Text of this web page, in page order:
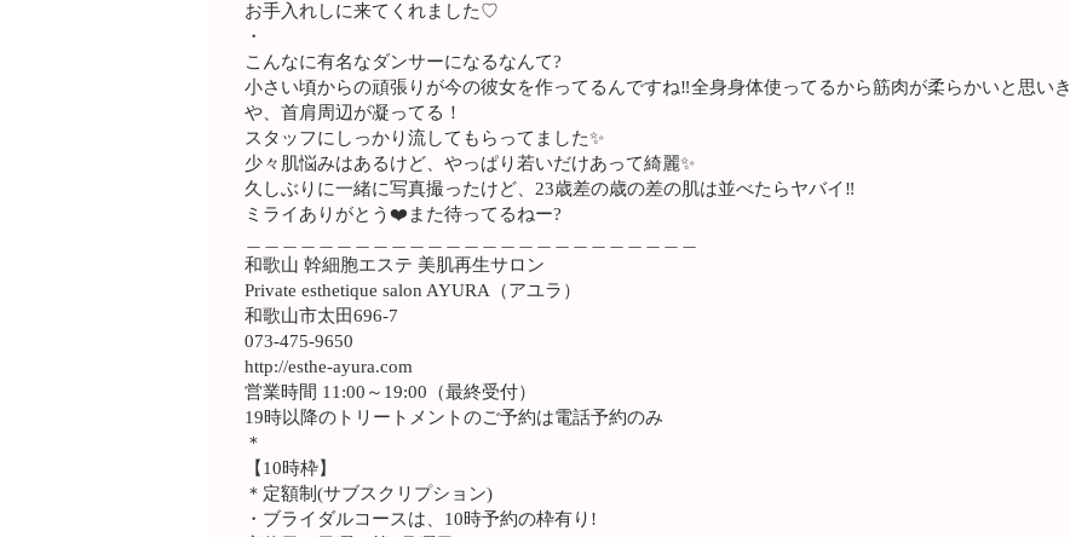
お手入れしに来てくれました♡
・
こんなに有名なダンサーになるなんて?
小さい頃からの頑張りが今の彼女を作ってるんですね‼️全身身体使ってるから筋肉が柔らかいと思いき
や、首肩周辺が凝ってる！
スタッフにしっかり流してもらってました✨
少々肌悩みはあるけど、やっぱり若いだけあって綺麗✨
久しぶりに一緒に写真撮ったけど、23歳差の歳の差の肌は並べたらヤバイ‼️
ミライありがとう❤️また待ってるねー?
和歌山 幹細胞エステ 美肌再生サロン
Private esthetique salon AYURA（アユラ）
和歌山市太田696-7
073-475-9650
http://esthe-ayura.com
営業時間 11:00～19:00（最終受付）
19時以降のトリートメントのご予約は電話予約のみ
＊
【10時枠】
＊定額制(サブスクリプション)
・ブライダルコースは、10時予約の枠有り!